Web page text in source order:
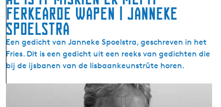
F
e
a
n
w
â
l
ferkearde wapen | Janneke
Spoelstra
Een gedicht van Janneke Spoelstra, geschreven in het
Fries. Dit is een gedicht uit een reeks van gedichten die
bij de ijsbanen van de Iisbaankeunstrûte horen.